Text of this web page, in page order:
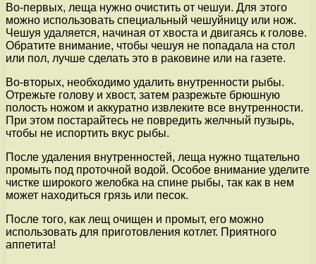
Во-первых, леща нужно очистить от чешуи. Для этого
можно использовать специальный чешуйницу или нож.
Чешуя удаляется, начиная от хвоста и двигаясь к голове.
Обратите внимание, чтобы чешуя не попадала на стол
или пол, лучше сделать это в раковине или на газете.
Во-вторых, необходимо удалить внутренности рыбы.
Отрежьте голову и хвост, затем разрежьте брюшную
полость ножом и аккуратно извлеките все внутренности.
При этом постарайтесь не повредить желчный пузырь,
чтобы не испортить вкус рыбы.
После удаления внутренностей, леща нужно тщательно
промыть под проточной водой. Особое внимание уделите
чистке широкого желобка на спине рыбы, так как в нем
может находиться грязь или песок.
После того, как лещ очищен и промыт, его можно
использовать для приготовления котлет. Приятного
аппетита!